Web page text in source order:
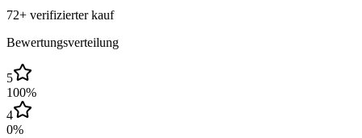
72+ verifizierter kauf
Bewertungsverteilung
5
100%
4
0%